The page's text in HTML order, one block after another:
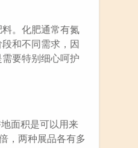
。化肥通常有氮
和不同需求，因
要特别细心呵护
面积是可以用来
，两种展品各有多